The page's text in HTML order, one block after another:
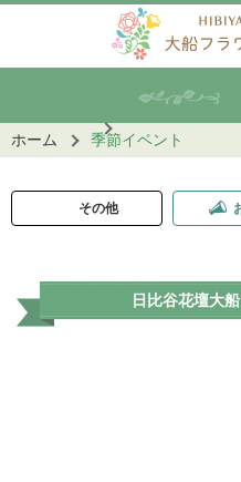
ホーム 季節イベント
その他
日比谷花壇大